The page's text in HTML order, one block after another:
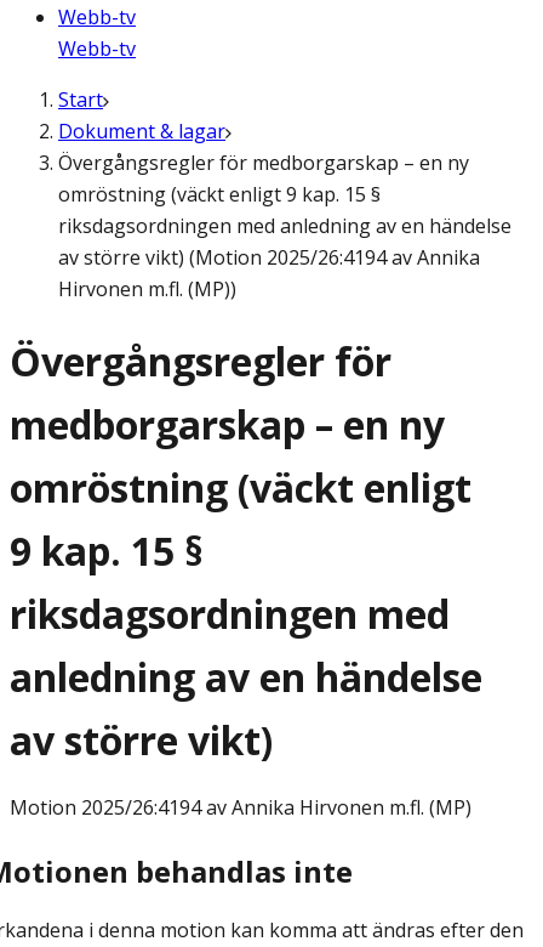
Webb-tv
Webb-tv
Start
Dokument & lagar
Övergångsregler för medborgarskap – en ny
omröstning (väckt enligt 9 kap. 15 §
riksdagsordningen med anledning av en händelse
av större vikt) (Motion 2025/26:4194 av Annika
Hirvonen m.fl. (MP))
Övergångsregler för
medborgarskap – en ny
omröstning (väckt enligt
9 kap. 15 §
riksdagsordningen med
anledning av en händelse
av större vikt)
Motion 2025/26:4194 av Annika Hirvonen m.fl. (MP)
behandlas inte
i denna motion kan komma att ändras efter den